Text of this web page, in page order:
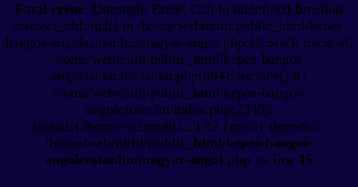
Fatal error: Uncaught Error: Call to undefined function
connect_dbEng2() in /home/webmulti/public_html/kepes-
hangos-angolszotar.hu/magyar-angol.php:16 Stack trace: #0
/home/webmulti/public_html/kepes-hangos-
angolszotar.hu/szotar.php(894): include() #1
/home/webmulti/public_html/kepes-hangos-
angolszotar.hu/index.php(2349):
include('/home/webmulti/...') #2 {main} thrown in
/home/webmulti/public_html/kepes-hangos-
angolszotar.hu/magyar-angol.php on line 16